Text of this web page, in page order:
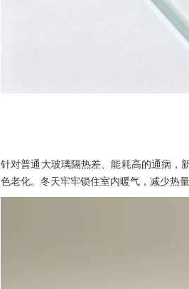
针对普通大玻璃隔热差、能耗高的通病，
色老化。冬天牢牢锁住室内暖气，减少热